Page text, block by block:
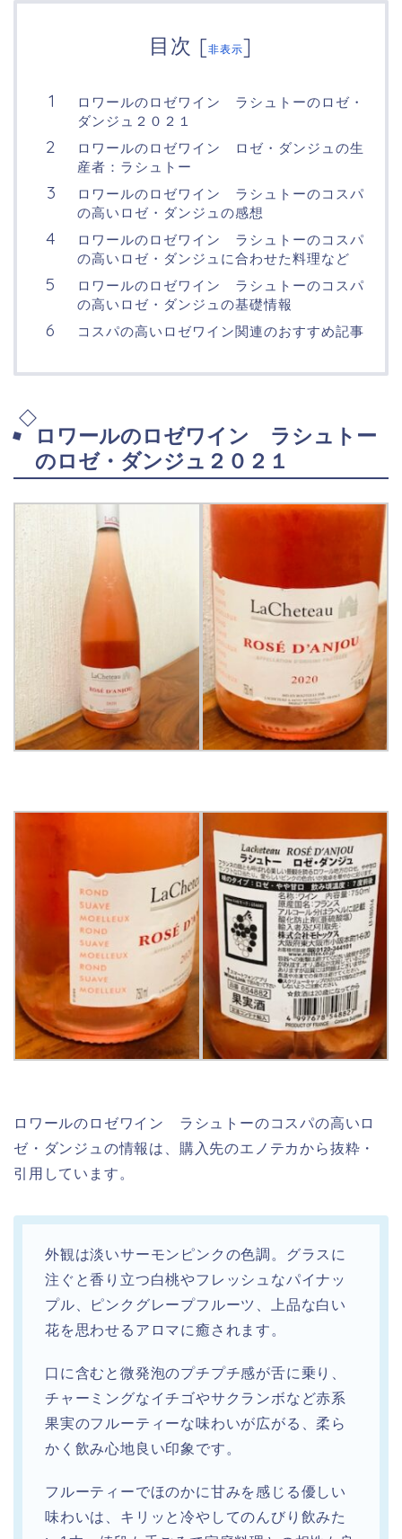
目次 [非表示]
ロワールのロゼワイン ラシュトーのロゼ・
ダンジュ２０２１
ロワールのロゼワイン ロゼ・ダンジュの生
産者：ラシュトー
ロワールのロゼワイン ラシュトーのコスパ
の高いロゼ・ダンジュの感想
ロワールのロゼワイン ラシュトーのコスパ
の高いロゼ・ダンジュに合わせた料理など
ロワールのロゼワイン ラシュトーのコスパ
の高いロゼ・ダンジュの基礎情報
コスパの高いロゼワイン関連のおすすめ記事
ロワールのロゼワイン ラシュトー
のロゼ・ダンジュ２０２１
ロワールのロゼワイン ラシュトーのコスパの高いロ
ゼ・ダンジュの情報は、購入先のエノテカから抜粋・
引用しています。
外観は淡いサーモンピンクの色調。グラスに
注ぐと香り立つ白桃やフレッシュなパイナッ
プル、ピンクグレープフルーツ、上品な白い
花を思わせるアロマに癒されます。
口に含むと微発泡のプチプチ感が舌に乗り、
チャーミングなイチゴやサクランボなど赤系
果実のフルーティーな味わいが広がる、柔ら
かく飲み心地良い印象です。
フルーティーでほのかに甘みを感じる優しい
味わいは、キリッと冷やしてのんびり飲みた